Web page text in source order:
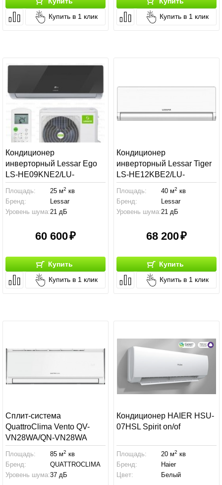
Купить в 1 клик
Купить в 1 клик
Кондиционер
инверторный Lessar Ego
LS-HE09KNE2/LU-
HE09KNE
Площадь: 25 м2 кв
Бренд:
Lessar
Уровень шума:21 дБ
60 600
Купить
Купить в 1 клик
Кондиционер
инверторный Lessar Tiger
LS-HE12KBE2/LU-
HE12KBE2
Площадь: 40 м2 кв
Бренд:
Lessar
Уровень шума:21 дБ
68 200
Купить
Купить в 1 клик
Сплит-система
QuattroClima Vento QV-
VN28WA/QN-VN28WA
Площадь: 85 м2 кв
Бренд:
QUATTROCLIMA
Уровень шума:37 дБ
Кондиционер HAIER HSU-
07HSL Spirit on/of
Площадь: 20 м2 кв
Бренд:
Haier
Цвет:
Белый